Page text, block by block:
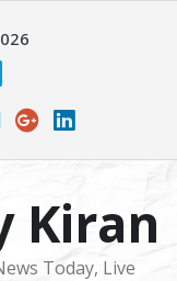
Kiran
Today, Live